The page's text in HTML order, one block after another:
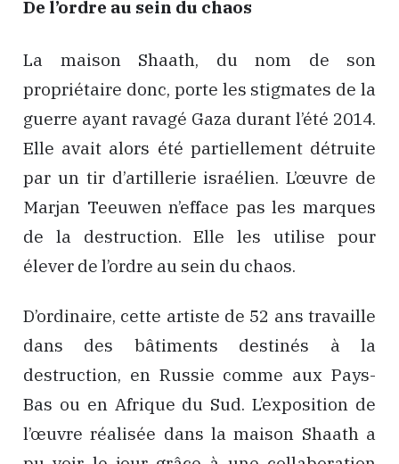
De l’ordre au sein du chaos
La maison Shaath, du nom de son
propriétaire donc, porte les stigmates de la
guerre ayant ravagé Gaza durant l’été 2014.
Elle avait alors été partiellement détruite
par un tir d’artillerie israélien. L’œuvre de
Marjan Teeuwen n’efface pas les marques
de la destruction. Elle les utilise pour
élever de l’ordre au sein du chaos.
D’ordinaire, cette artiste de 52 ans travaille
dans des bâtiments destinés à la
destruction, en Russie comme aux Pays-
Bas ou en Afrique du Sud. L’exposition de
l’œuvre réalisée dans la maison Shaath a